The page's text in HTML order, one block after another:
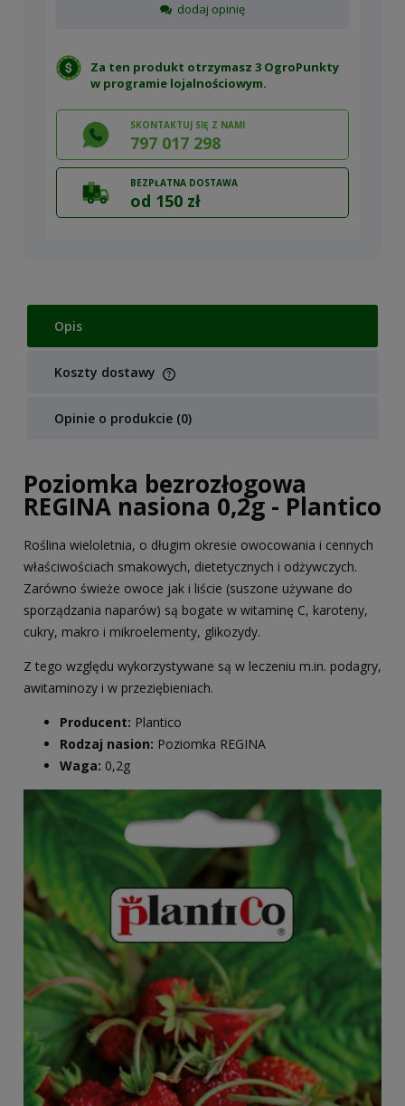
dodaj opinię
Za ten produkt otrzymasz 3 OgroPunkty
w programie lojalnościowym.
SKONTAKTUJ SIĘ Z NAMI
797 017 298
BEZPŁATNA DOSTAWA
od 150 zł
Opis
Koszty dostawy
Cena nie zawiera ewentualnych kosztów płatności
Opinie o produkcie (0)
Poziomka bezrozłogowa
REGINA nasiona 0,2g - Plantico
Roślina wieloletnia, o długim okresie owocowania i cennych
właściwościach smakowych, dietetycznych i odżywczych.
Zarówno świeże owoce jak i liście (suszone używane do
sporządzania naparów) są bogate w witaminę C, karoteny,
cukry, makro i mikroelementy, glikozydy.
Z tego względu wykorzystywane są w leczeniu m.in. podagry,
awitaminozy i w przeziębieniach.
Producent: Plantico
Rodzaj nasion: Poziomka REGINA
Waga: 0,2g